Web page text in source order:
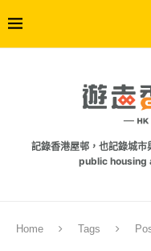
記錄香港屋邨，也記錄城
public housing
Home Tags